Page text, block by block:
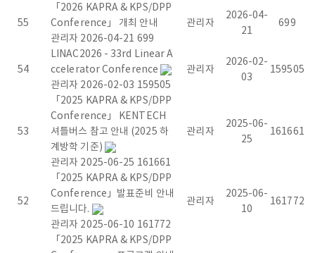
K
o
r
a
c
55
「2026 KAPRA & KPS/DPP
Conference」 개최 안내
관리자 2026-04-21 699
관리자
2026-04-
21
699
54
LINAC2026 - 33rd Linear A
ccelerator Conference
관리자 2026-02-03 159505
관리자
2026-02-
03
159505
53
「2025 KAPRA & KPS/DPP
Conference」 KENTECH
셔틀버스 참고 안내 (2025 하
계방학 기준)
관리자 2025-06-25 161661
관리자
2025-06-
25
161661
52
「2025 KAPRA & KPS/DPP
Conference」발표준비 안내
드립니다.
관리자 2025-06-10 161772
관리자
2025-06-
10
161772
「2025 KAPRA & KPS/DPP